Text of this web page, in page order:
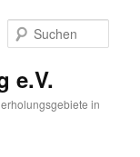
e.V.
in